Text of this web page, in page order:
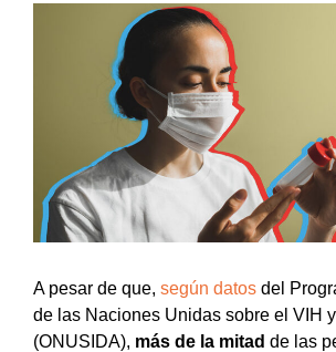
A pesar de que, según datos del
de las Naciones Unidas sobre el VIH
(ONUSIDA), más de la mitad de las